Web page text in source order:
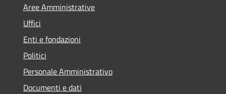
Aree Amministrative
Uffici
Enti e fondazioni
Politici
Personale Amministrativo
Documenti e dati